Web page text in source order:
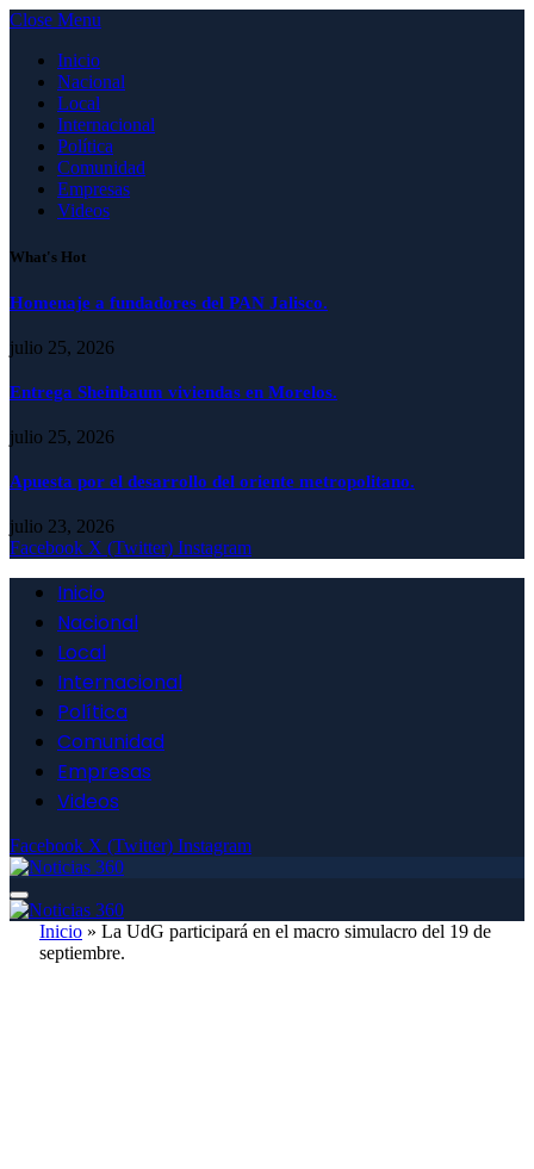
Close Menu
Inicio
Nacional
Local
Internacional
Política
Comunidad
Empresas
Videos
What's Hot
Homenaje a fundadores del PAN Jalisco.
julio 25, 2026
Entrega Sheinbaum viviendas en Morelos.
julio 25, 2026
Apuesta por el desarrollo del oriente metropolitano.
julio 23, 2026
Facebook X (Twitter) Instagram
Inicio
Nacional
Local
Internacional
Política
Comunidad
Empresas
Videos
Facebook X (Twitter) Instagram
Inicio » La UdG participará en el macro simulacro del 19 de
septiembre.